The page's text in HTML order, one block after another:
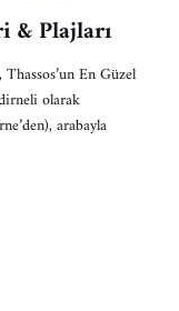
& Plajları
En Güzel
olarak
arabayla